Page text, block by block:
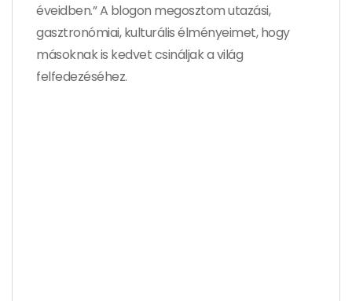
éveidben.” A blogon megosztom utazási,
gasztronómiai, kulturális élményeimet, hogy
másoknak is kedvet csináljak a világ
felfedezéséhez.